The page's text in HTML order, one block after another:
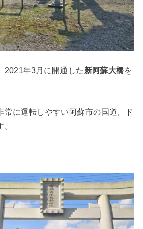
2021年3月に開通した 新阿蘇大橋を
常に運転しやすい阿蘇市の国道。ド